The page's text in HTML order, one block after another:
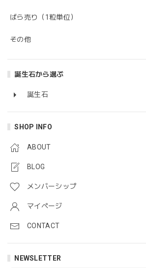
ばら売り（1粒単位）
その他
誕生石から選ぶ
誕生石
SHOP INFO
ABOUT
BLOG
メンバーシップ
マイページ
CONTACT
NEWSLETTER